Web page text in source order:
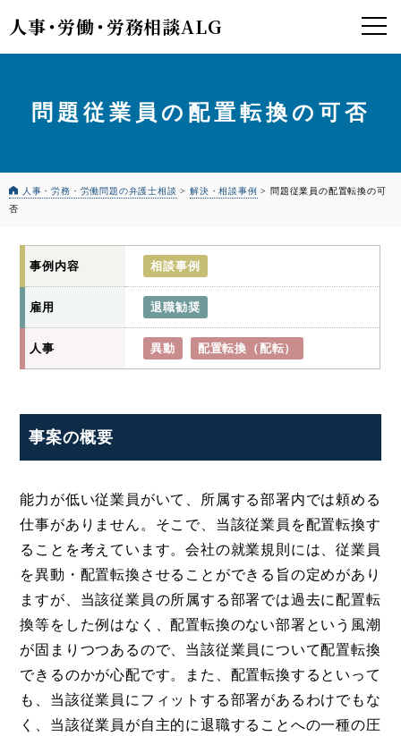
人事・労働・労務相談ALG
問題従業員の配置転換の可否
人事・労務・労働問題の弁護士相談 >解決・相談事例 > 問題従業員の配置転換の可
否
事例内容 相談事例
雇用 退職勧奨
人事 異動 配置転換（配転）
事案の概要
能力が低い従業員がいて、所属する部署内では頼める
仕事がありません。そこで、当該従業員を配置転換す
ることを考えています。会社の就業規則には、従業員
を異動・配置転換させることができる旨の定めがあり
ますが、当該従業員の所属する部署では過去に配置転
換等をした例はなく、配置転換のない部署という風潮
が固まりつつあるので、当該従業員について配置転換
できるのかが心配です。また、配置転換するといって
も、当該従業員にフィットする部署があるわけでもな
く、当該従業員が自主的に退職することへの一種の圧